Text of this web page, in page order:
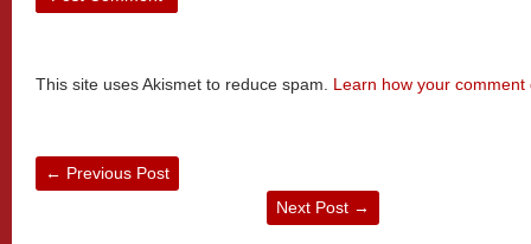
This site uses Akismet to reduce spam. Learn how your
← Previous Post
Next Post →